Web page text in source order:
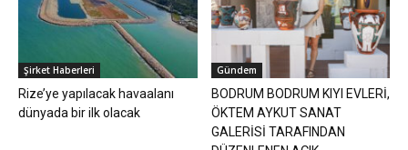
Şirket Haberleri
Rize’ye yapılacak havaalanı
dünyada bir ilk olacak
Gündem
BODRUM BODRUM KIYI EVLERİ,
ÖKTEM AYKUT SANAT
GALERİSİ TARAFINDAN